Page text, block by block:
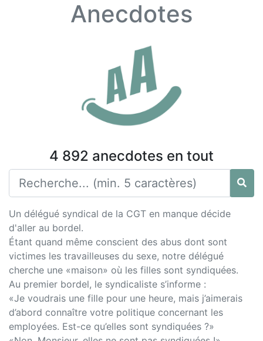
Anecdotes
4 892 anecdotes en tout
Un délégué syndical de la CGT en manque décide
d'aller au bordel.
Étant quand même conscient des abus dont sont
victimes les travailleuses du sexe, notre délégué
cherche une «maison» où les filles sont syndiquées.
Au premier bordel, le syndicaliste s’informe :
«Je voudrais une fille pour une heure, mais j’aimerais
d’abord connaître votre politique concernant les
employées. Est-ce qu’elles sont syndiquées ?»